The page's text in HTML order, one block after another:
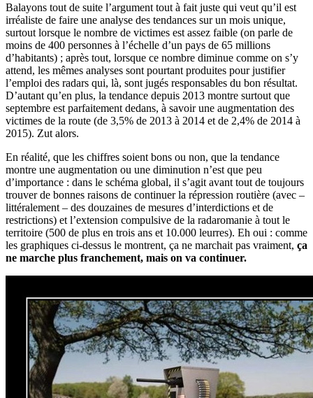
Balayons tout de suite l’argument tout à fait juste qui veut qu’il est
irréaliste de faire une analyse des tendances sur un mois unique,
surtout lorsque le nombre de victimes est assez faible (on parle de
moins de 400 personnes à l’échelle d’un pays de 65 millions
d’habitants) ; après tout, lorsque ce nombre diminue comme on s’y
attend, les mêmes analyses sont pourtant produites pour justifier
l’emploi des radars qui, là, sont jugés responsables du bon résultat.
D’autant qu’en plus, la tendance depuis 2013 montre surtout que
septembre est parfaitement dedans, à savoir une augmentation des
victimes de la route (de 3,5% de 2013 à 2014 et de 2,4% de 2014 à
2015). Zut alors.
En réalité, que les chiffres soient bons ou non, que la tendance
montre une augmentation ou une diminution n’est que peu
d’importance : dans le schéma global, il s’agit avant tout de toujours
trouver de bonnes raisons de continuer la répression routière (avec –
littéralement – des douzaines de mesures d’interdictions et de
restrictions) et l’extension compulsive de la radaromanie à tout le
territoire (500 de plus en trois ans et 10.000 leurres). Eh oui : comme
les graphiques ci-dessus le montrent, ça ne marchait pas vraiment, ça
ne marche plus franchement, mais on va continuer.